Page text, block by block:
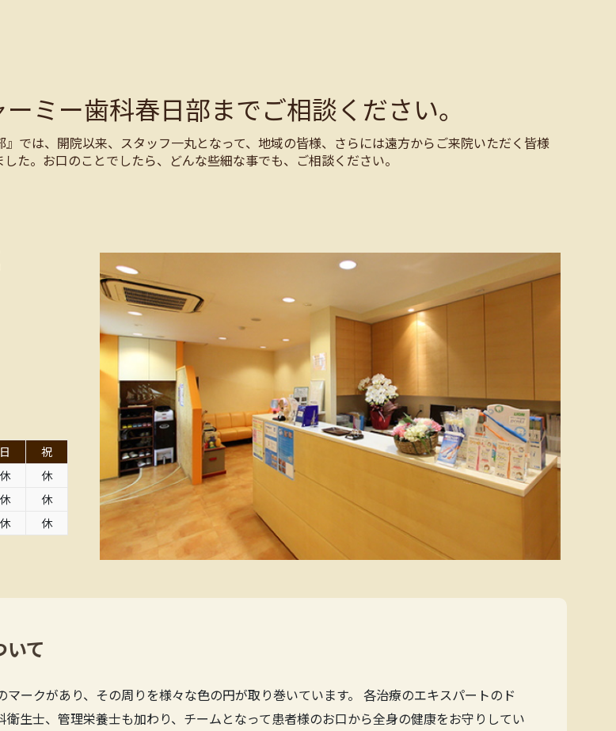
ミー歯科春日部までご相談ください。
では、開院以来、スタッフ一丸となって、地域の皆様、さらには遠方からご来院いただく皆様
た。お口のことでしたら、どんな些細な事でも、ご相談ください。
日
祝
休
休
休
休
休 休
て
ークがあり、その周りを様々な色の円が取り巻いています。 各治療のエキスパートのド
衛生士、管理栄養士も加わり、チームとなって患者様のお口から全身の健康をお守りしてい